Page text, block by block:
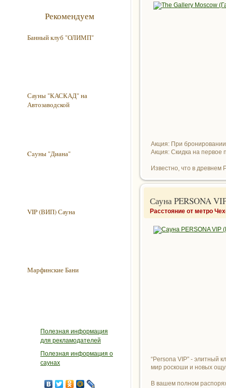
Акция: При
Акция: Скидка на первое
Известно, что в древнем
Сауна PERSONA
Расстояние от метро
“Persona VIP” - элитный
мир роскоши и новых
В вашем полном
Рекомендуем
Банный клуб "ОЛИМП"
Сауны "КАСКАД" на
Автозаводской
Caуны "Диана"
VIP (ВИП) Сауна
Марфинские Бани
Полезная информация
для рекламодателей
Полезная информация о
саунах